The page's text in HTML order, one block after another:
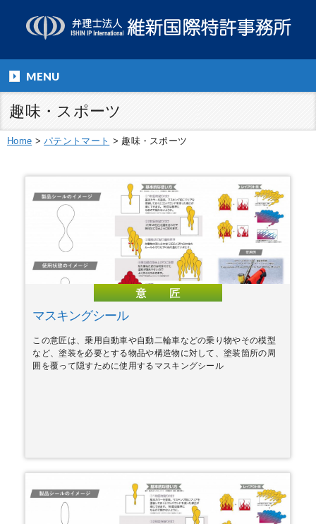
MENU
趣味・スポーツ
Home >パテントマート > 趣味・スポーツ
マスキングシール
この意匠は、乗用自動車や自動二輪車などの乗り物やその模型
など、塗装を必要とする物品や構造物に対して、塗装箇所の周
囲を覆って隠すために使用するマスキングシール